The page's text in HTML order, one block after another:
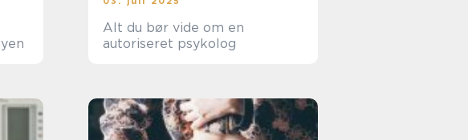
Alt du bør vide om en
autoriseret psykolog